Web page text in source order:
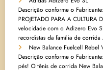
Descrição conforme o
PROJETADO PARA A
velocidade com o Adizero Evo
recordistas da família de
New Balance Fuelcell Rebel
Descrição conforme o
pés! O tênis de corrida New